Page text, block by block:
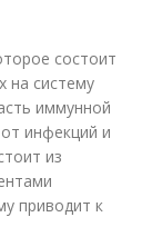
состоит
на систему
иммунной
инфекций и
из
приводит к